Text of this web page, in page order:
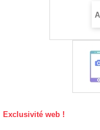
Exclusivité web !